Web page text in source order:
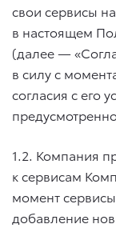
свои сервисы
в настоящем
(далее —
в силу с
согласия с его
1.2. Компания
к сервисам
момент
добавление